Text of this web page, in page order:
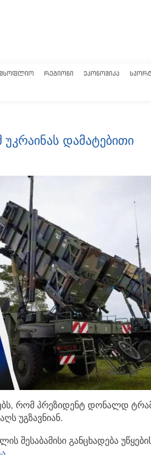
ᲛᲡᲝᲤᲚᲘᲝ ᲠᲔᲒᲘᲝᲜᲘ ᲔᲙᲝᲜᲝᲛᲘᲙᲐ
დამატებითი
რომ პრეზიდენტ დონალდ
უგზავნიან.
შესაბამისი განცხადება